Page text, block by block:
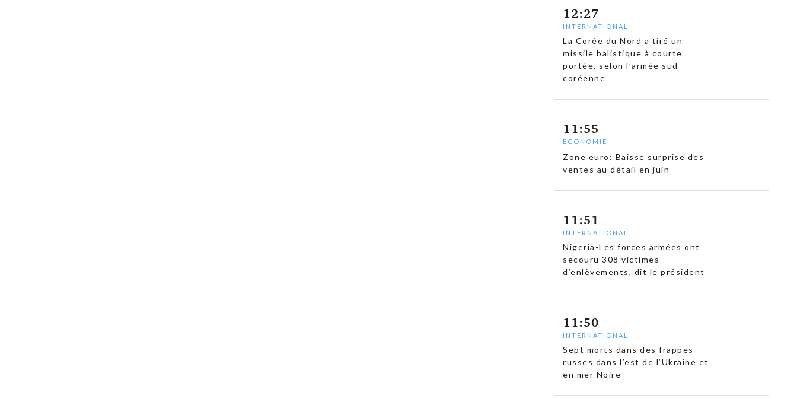
12:27
INTERNATIONAL
La Corée du Nord a tiré un
missile balistique à courte
portée, selon l’armée sud-
coréenne
11:55
ECONOMIE
Zone euro: Baisse surprise des
ventes au détail en juin
11:51
INTERNATIONAL
Nigeria-Les forces armées ont
secouru 308 victimes
d’enlèvements, dit le président
11:50
INTERNATIONAL
Sept morts dans des frappes
russes dans l’est de l’Ukraine et
en mer Noire